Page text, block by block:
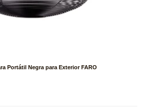
Portátil Negra para Exterior FARO